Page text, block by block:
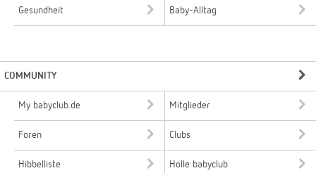
Gesundheit Baby-Alltag
COMMUNITY
My babyclub.de Mitglieder
Foren Clubs
Hibbelliste Holle babyclub